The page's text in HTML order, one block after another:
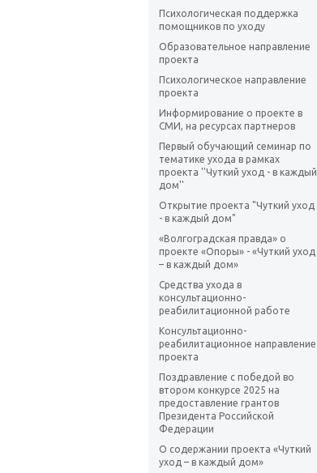
Психологическая поддержка
помощников по уходу
Образовательное направление
проекта
Психологическое направление
проекта
Информирование о проекте в
СМИ, на ресурсах партнеров
Первый обучающий семинар по
тематике ухода в рамках
проекта ''Чуткий уход - в каждый
дом''
Открытие проекта "Чуткий уход
- в каждый дом"
«Волгоградская правда» о
проекте «Опоры» - «Чуткий уход
– в каждый дом»
Средства ухода в
консультационно-
реабилитационной работе
Консультационно-
реабилитационное направление
проекта
Поздравление с победой во
втором конкурсе 2025 на
предоставление грантов
Президента Российской
Федерации
О содержании проекта «Чуткий
уход – в каждый дом»